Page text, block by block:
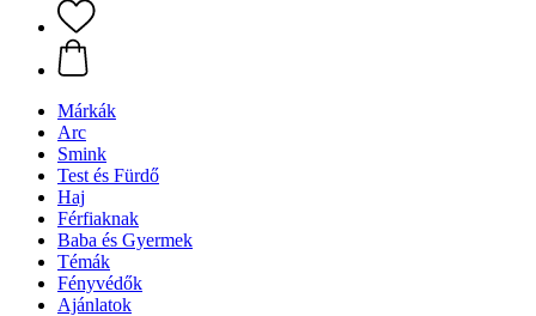
Márkák
Arc
Smink
Test és Fürdő
Haj
Férfiaknak
Baba és Gyermek
Témák
Fényvédők
Ajánlatok